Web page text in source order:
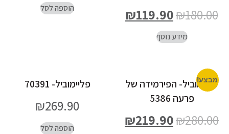
₪180.00
₪119.90
מידע נוסף
הוספה לסל
מבצע!
פליימוביל- הפירמידה של
פרעה 5386
₪280.00
₪219.90
פליימוביל- 70391
₪269.90
הוספה לסל